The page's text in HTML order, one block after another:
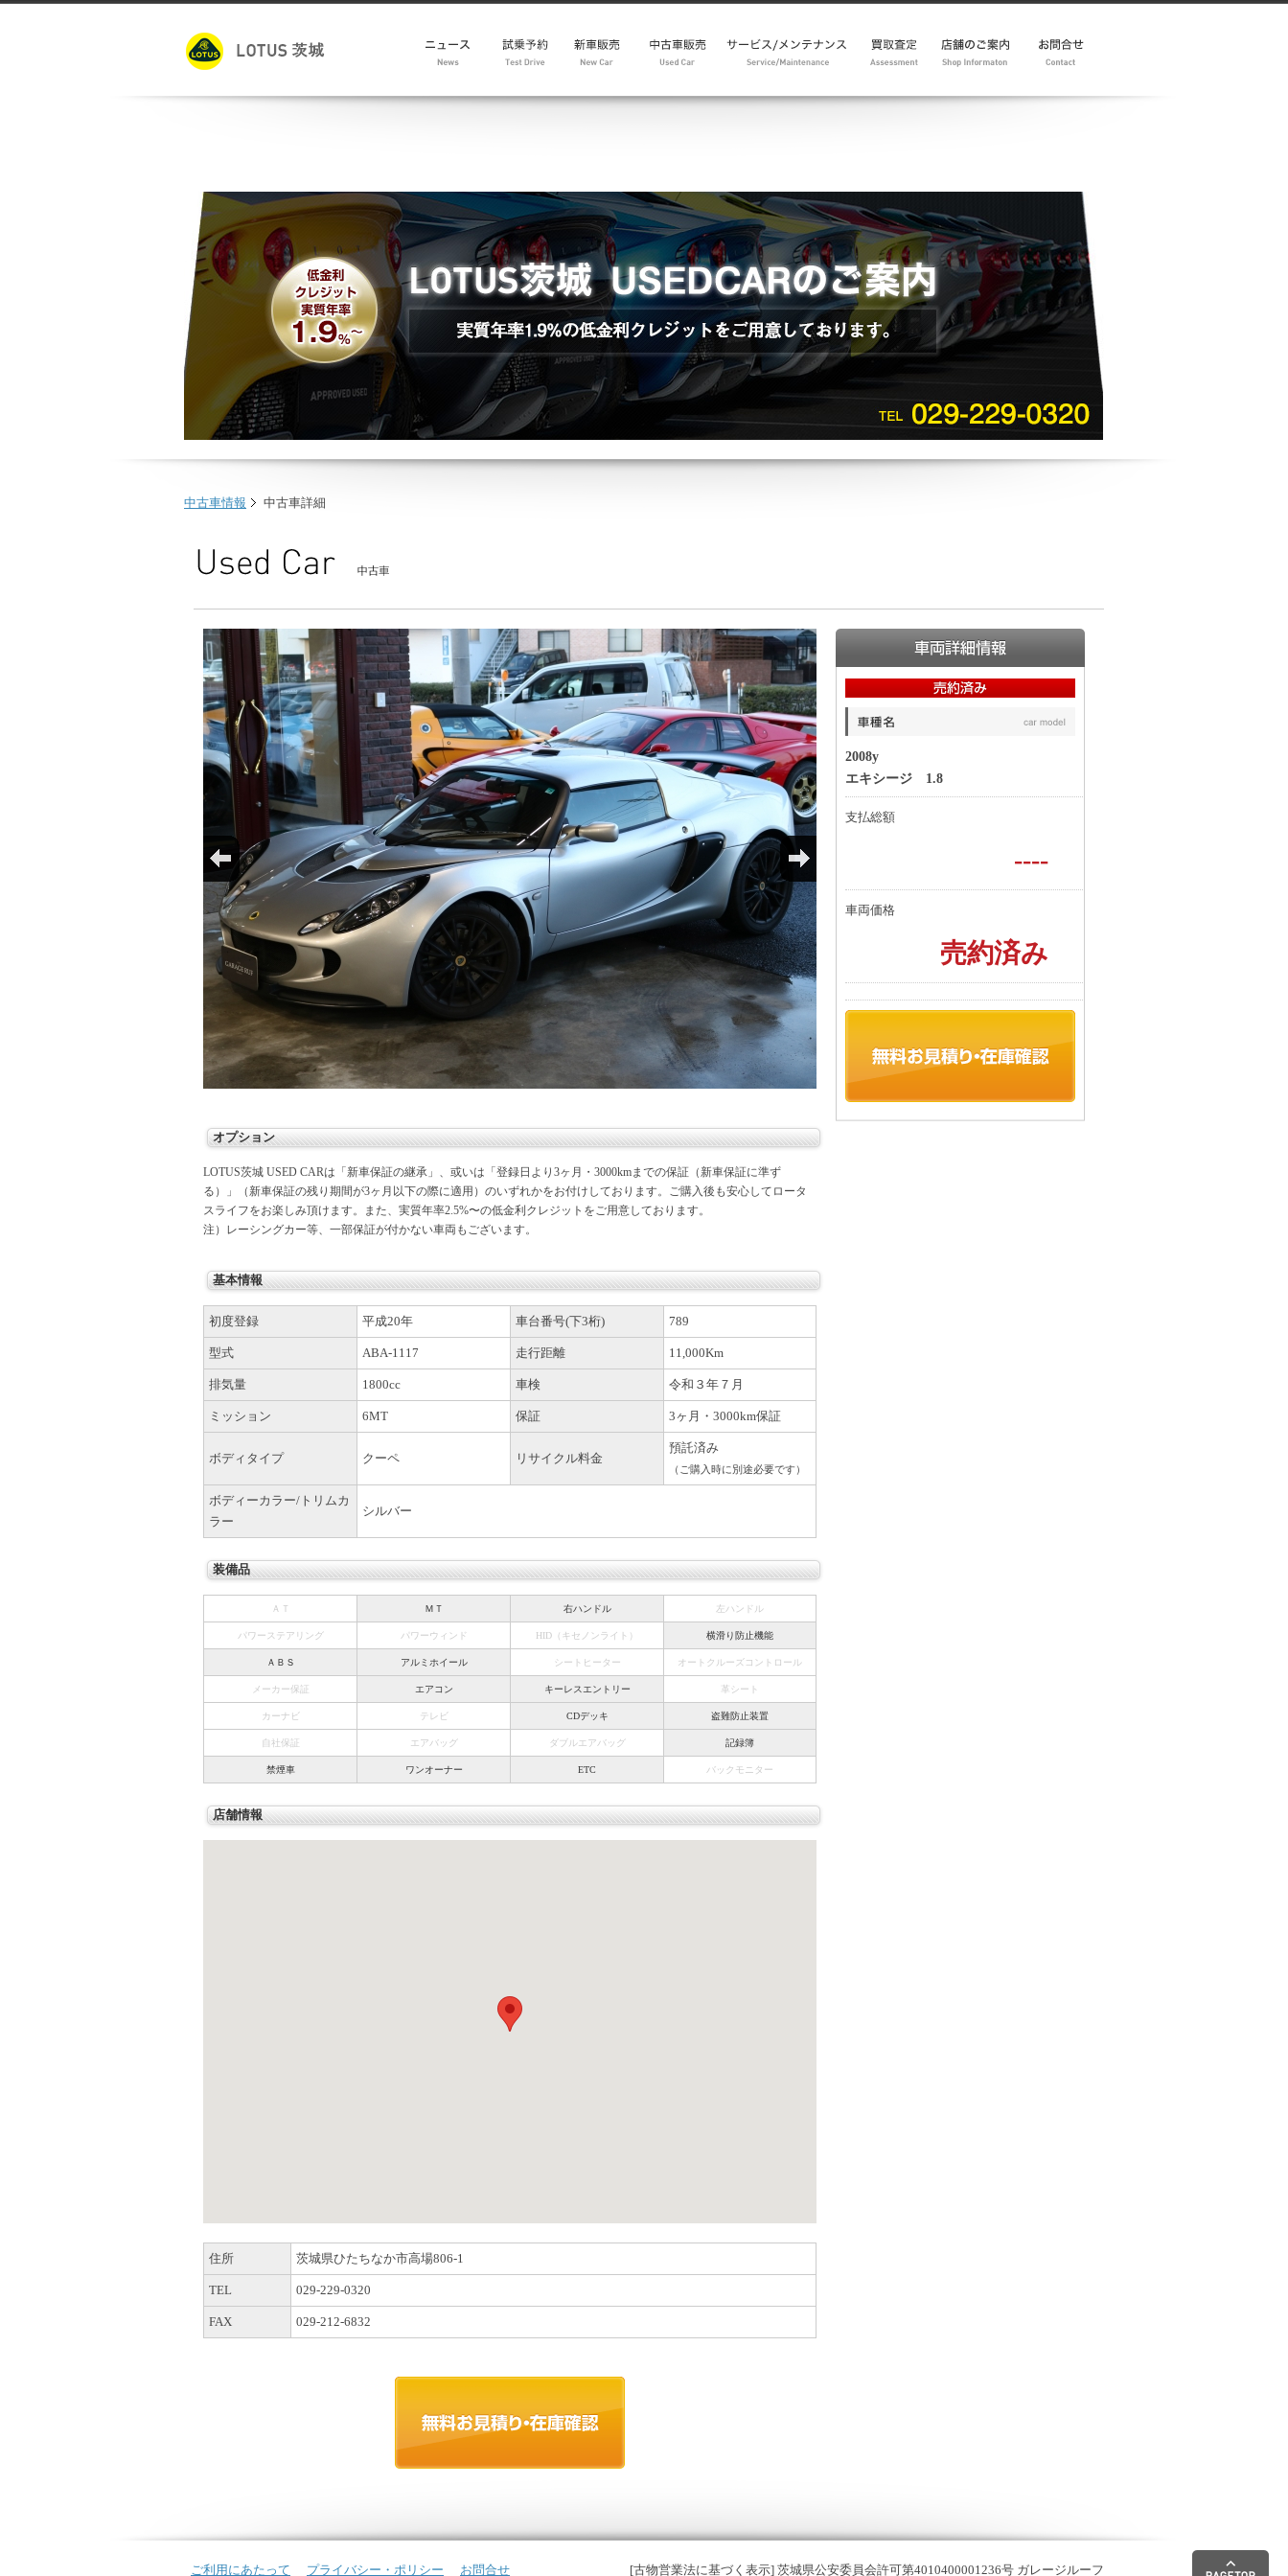
中古車情報 中古車詳細
オプション
LOTUS茨城 USED CARは「新車保証の継承」、或いは「登録日より3ヶ月・3000kmまでの保証（新車保証に準ず
る）」（新車保証の残り期間が3ヶ月以下の際に適用）のいずれかをお付けしております。ご購入後も安心してロータ
スライフをお楽しみ頂けます。また、実質年率2.5%〜の低金利クレジットをご用意しております。
注）レーシングカー等、一部保証が付かない車両もございます。
基本情報
初度登録 平成20年 車台番号(下3桁) 789
型式 ABA-1117 走行距離 11,000Km
排気量 1800cc 車検 令和３年７月
ミッション 6MT 保証 3ヶ月・3000km保証
ボディタイプ クーペ リサイクル料金
預託済み
（ご購入時に別途必要です）
ボディーカラー/トリムカ
ラー
シルバー
装備品
ＡＴ ＭＴ 右ハンドル 左ハンドル
パワーステアリング パワーウィンド HID（キセノンライト） 横滑り防止機能
ＡＢＳ アルミホイール シートヒーター オートクルーズコントロール
メーカー保証 エアコン キーレスエントリー 革シート
カーナビ テレビ CDデッキ 盗難防止装置
自社保証 エアバッグ ダブルエアバッグ 記録簿
禁煙車 ワンオーナー ETC バックモニター
店舗情報
住所 茨城県ひたちなか市高場806-1
TEL 029-229-0320
FAX 029-212-6832
2008y
エキシージ 1.8
支払総額
----
車両価格
売約済み
ご利用にあたって プライバシー・ポリシー お問合せ [古物営業法に基づく表示] 茨城県公安委員会許可第4010400001236号 ガレージルーフ